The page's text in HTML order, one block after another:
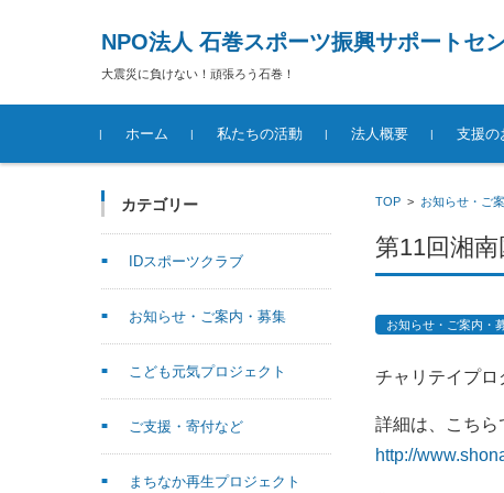
NPO法人 石巻スポーツ振興サポートセ
大震災に負けない！頑張ろう石巻！
コンテンツに移動
ホーム
私たちの活動 法人概要 支援の
TOP> お知らせ・ご
第11回湘
お知らせ・ご案内・
チャリテイプ
詳細は、こちら
http://
カテゴリー
IDスポーツクラブ
お知らせ・ご案内・募集
こども元気プロジェクト
ご支援・寄付など
まちなか再生プロジェクト